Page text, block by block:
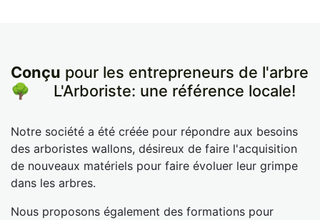
Conçu pour les entrepreneurs de l'arbre
🌳
​L'Arboriste: une référence locale!
Notre société a été créée pour répondre aux besoins
des arboristes wallons, désireux de faire l'acquisition
de nouveaux matériels pour faire évoluer leur grimpe
dans les arbres.
Nous proposons également des formations pour